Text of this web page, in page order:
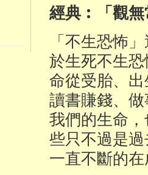
經典︰「觀
「不生恐怖
於生死不生
命從受胎、
讀書賺錢、
我們的生命
些只不過是
一直不斷的